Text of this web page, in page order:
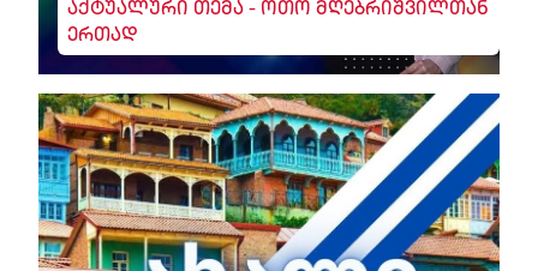
აქტუალური თემა - ოთო მღებრიშვილთან
ერთად